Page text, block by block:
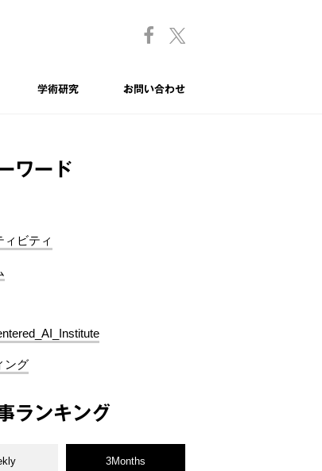
学術研究 お問い合わせ
ワード
ィビティ
ング
ランキング
3Months